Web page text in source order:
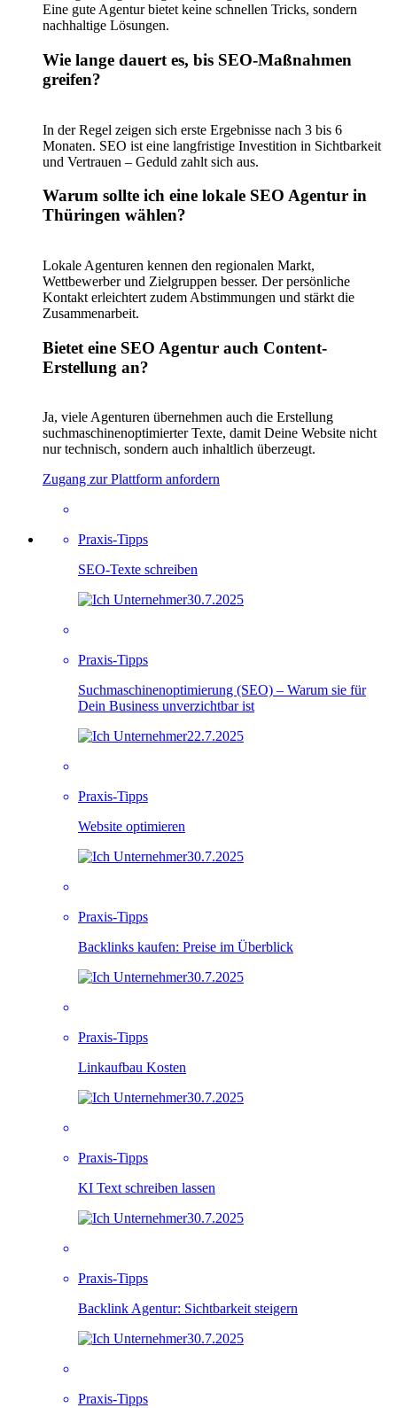
Eine gute Agentur bietet keine schnellen Tricks, sondern
nachhaltige Lösungen.
Wie lange dauert es, bis SEO-Maßnahmen
greifen?
In der Regel zeigen sich erste Ergebnisse nach 3 bis 6
Monaten. SEO ist eine langfristige Investition in Sichtbarkeit
und Vertrauen – Geduld zahlt sich aus.
Warum sollte ich eine lokale SEO Agentur in
Thüringen wählen?
Lokale Agenturen kennen den regionalen Markt,
Wettbewerber und Zielgruppen besser. Der persönliche
Kontakt erleichtert zudem Abstimmungen und stärkt die
Zusammenarbeit.
Bietet eine SEO Agentur auch Content-
Erstellung an?
Ja, viele Agenturen übernehmen auch die Erstellung
suchmaschinenoptimierter Texte, damit Deine Website nicht
nur technisch, sondern auch inhaltlich überzeugt.
Zugang zur Plattform anfordern
Praxis-Tipps
SEO-Texte schreiben
30.7.2025
Praxis-Tipps
Suchmaschinenoptimierung (SEO) – Warum sie für
Dein Business unverzichtbar ist
22.7.2025
Praxis-Tipps
Website optimieren
30.7.2025
Praxis-Tipps
Backlinks kaufen: Preise im Überblick
30.7.2025
Praxis-Tipps
Linkaufbau Kosten
30.7.2025
Praxis-Tipps
KI Text schreiben lassen
30.7.2025
Praxis-Tipps
Backlink Agentur: Sichtbarkeit steigern
30.7.2025
Praxis-Tipps